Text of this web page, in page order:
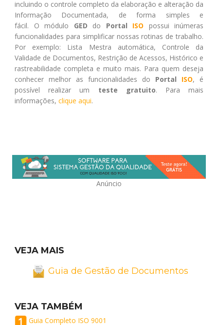
incluindo o controle completo da elaboração e alteração da
Informação Documentada, de forma simples e
fácil. O módulo GED do Portal ISO possui inúmeras
funcionalidades para simplificar nossas rotinas de trabalho.
Por exemplo: Lista Mestra automática, Controle da
Validade de Documentos, Restrição de Acessos, Histórico e
rastreabilidade completa e muito mais. Para quem deseja
conhecer melhor as funcionalidades do Portal ISO, é
possível realizar um teste gratuito. Para mais
informações, clique aqui.
Anúncio
VEJA MAIS
Guia de Gestão de Documentos
VEJA TAMBÉM
Guia Completo ISO 9001